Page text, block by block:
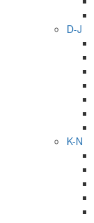
D-J
K-N